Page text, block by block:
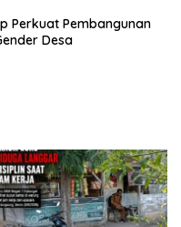
Perkuat Pembangunan
Desa